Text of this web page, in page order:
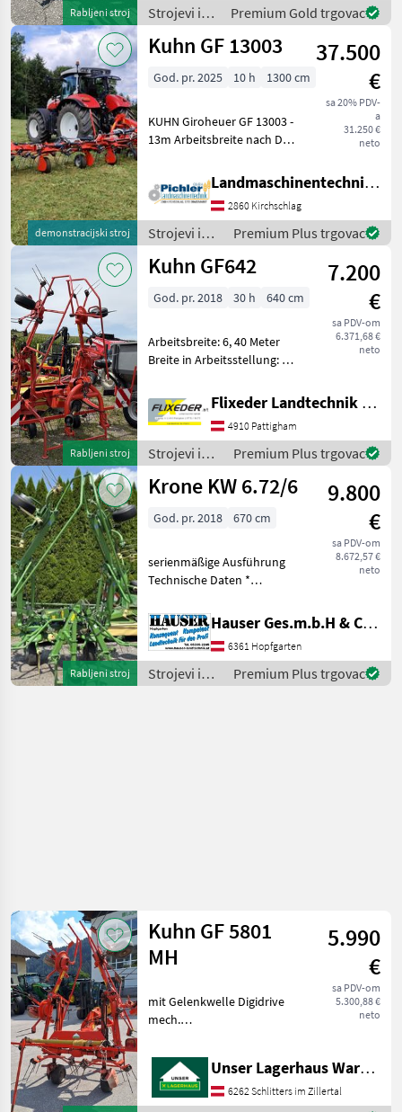
Rabljeni stroj
bez zaštitnih
Strojevi i
oprema za
travu i
Stoll
Premium Gold trgovac
demonstracijski stroj
Kuhn GF 13003
37.500
€
sa 20% PDV-
a
31.250 €
neto
God. pr. 2025 10 h 1300 cm
KUHN Giroheuer GF 13003 -
13m Arbeitsbreite nach DIN
Kreiseleinheiten mit je 6
Zinkenarmen - KUHN
Fingerklauenkupplung -
KUHN OPT
Landmaschinentechnik Pichler GmbH
2860 Kirchschlag
Strojevi i
oprema za
travu i
Kuhn
Premium Plus trgovac
Rabljeni stroj
Kuhn GF642
7.200
€
sa PDV-om
6.371,68 €
neto
God. pr. 2018 30 h 640 cm
Arbeitsbreite: 6, 40 Meter
Breite in Arbeitsstellung: 6,
Anzahl Zinkenarme pro
Kreisel 6 Transportbreitee:
2, 95 Meter Transporthöhe:
3,
Flixeder Landtechnik GmbH
4910 Pattigham
Strojevi i
oprema za
travu i
Kuhn
Premium Plus trgovac
Rabljeni stroj
Krone KW 6.72/6
9.800
€
sa PDV-om
8.672,57 €
neto
God. pr. 2018 670 cm
serienmäßige Ausführung
Technische Daten *
Dreipunktanbau
Arbeitsbreite 6.700 mm
Transportbreite ca. 2.900
mm Gewicht ca. 860 kg
Hauser Ges.m.b.H & Co.KG
6361 Hopfgarten
Strojevi i
oprema za
Premium Plus trgovac
Kuhn GF 5801
MH
5.990
€
sa PDV-om
5.300,88 €
neto
mit Gelenkwelle Digidrive
mech.
Nošeni sakupljač sjena,
Ograničavajući uredjaj
rasijavanja Strojevi i
Unser Lagerhaus Warenhandelsges.m.b.H.
6262 Schlitters im Zillertal